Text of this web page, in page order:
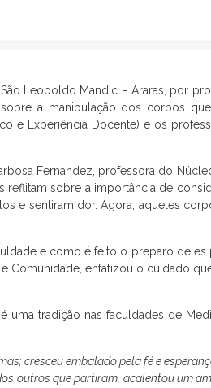
Leopoldo Mandic – Araras, por
a manipulação dos corpos
e Experiência Docente) e os
Fernandez, professora do
reflitam sobre a importância de
e sentiram dor. Agora, aqueles
e como é feito o preparo deles
Comunidade, enfatizou o cuidado
tradição nas faculdades de
cresceu embalado pela fé e
outros que partiram, acalentou um